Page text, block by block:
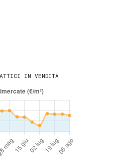
ATTICI IN VENDITA